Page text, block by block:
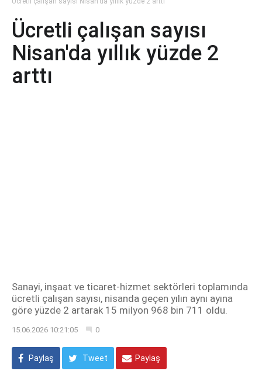
Ücretli çalışan sayısı
Nisan'da yıllık yüzde 2
arttı
Sanayi, inşaat ve ticaret-hizmet sektörleri toplamında
ücretli çalışan sayısı, nisanda geçen yılın aynı ayına
göre yüzde 2 artarak 15 milyon 968 bin 711 oldu.
15.06.2026 10:21:05 0
Paylaş Tweet Paylaş